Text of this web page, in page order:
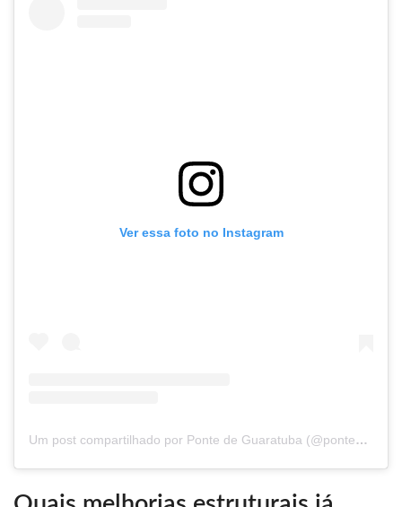
Ver essa foto no Instagram
Um post compartilhado por Ponte de Guaratuba (@pontedeguaratuba.oficial)